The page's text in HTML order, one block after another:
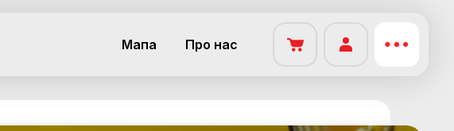
Мапа Про нас